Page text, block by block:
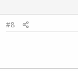
#8